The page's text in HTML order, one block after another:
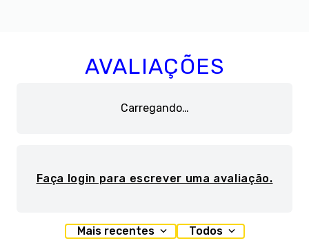
AVALIAÇÕES
Carregando…
Faça login para escrever uma avaliação.
Mais recentes Todos